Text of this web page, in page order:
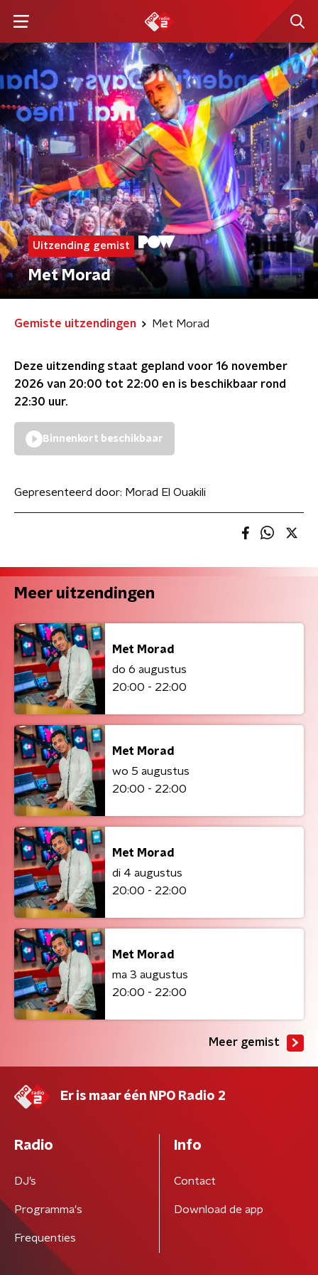
Uitzending gemist
Met Morad
Gemiste uitzendingen Met Morad
Deze uitzending staat gepland voor 16 november
2026 van 20:00 tot 22:00 en is beschikbaar rond
22:30 uur.
Binnenkort beschikbaar
Gepresenteerd door: Morad El Ouakili
Meer uitzendingen
Met Morad
do 6 augustus
20:00 - 22:00
Met Morad
wo 5 augustus
20:00 - 22:00
Met Morad
di 4 augustus
20:00 - 22:00
Met Morad
ma 3 augustus
20:00 - 22:00
Meer gemist
Er is maar één NPO Radio 2
Radio
DJ’s
Programma's
Frequenties
Info
Contact
Download de app